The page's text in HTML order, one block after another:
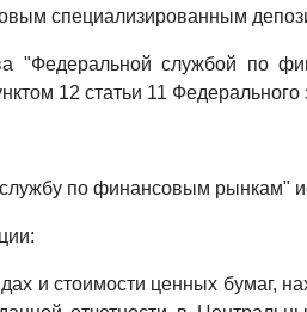
специализированным
"Федеральной службой по
12 статьи 11 Федерального
по финансовым рынкам"
и стоимости ценных бумаг,